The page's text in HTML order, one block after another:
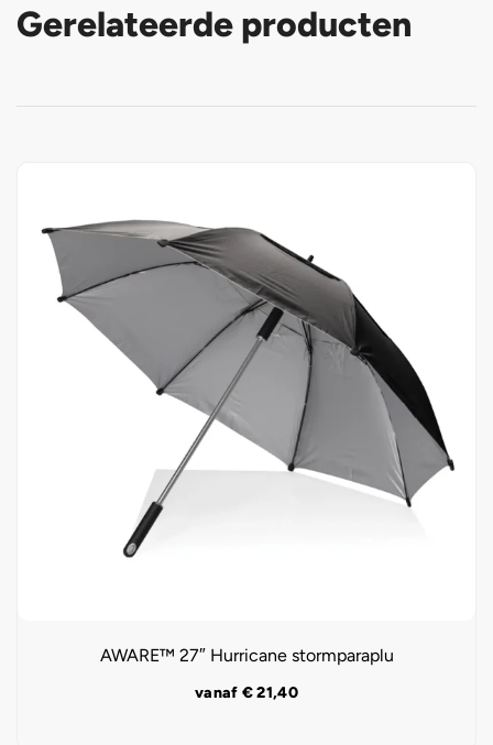
Gerelateerde producten
AWARE™ 27″ Hurricane stormparaplu
vanaf €21,40